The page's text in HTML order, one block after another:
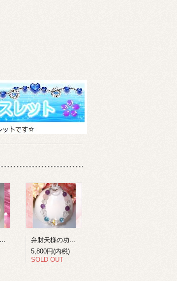
弁財天様の功徳を得る梵字ブレスレット１
5,800円(内税)
SOLD OUT